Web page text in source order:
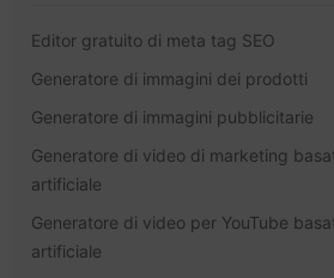
Editor gratuito di meta tag SEO
Generatore di immagini dei prodotti
Generatore di immagini pubblicitarie
Generatore di video di marketing
artificiale
Generatore di video per YouTube
artificiale